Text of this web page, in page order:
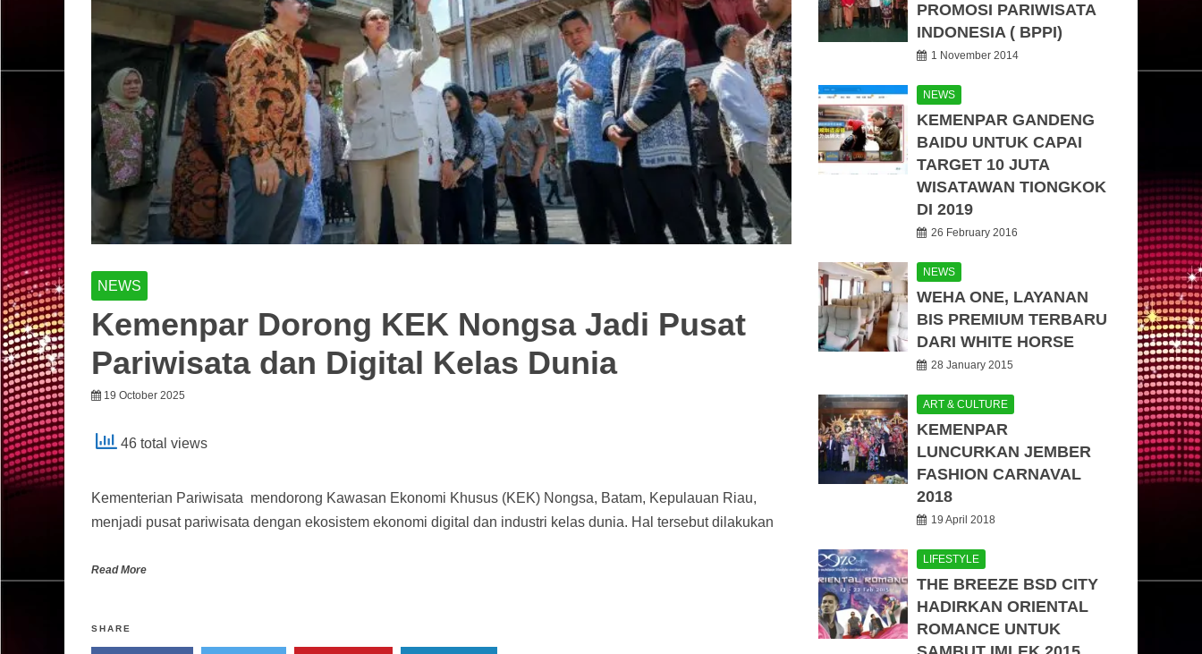
NEWS
Kemenpar Dorong KEK Nongsa Jadi Pusat
Pariwisata dan Digital Kelas Dunia
19 October 2025
46 total views
Kementerian Pariwisata mendorong Kawasan Ekonomi Khusus (KEK) Nongsa, Batam, Kepulauan Riau,
menjadi pusat pariwisata dengan ekosistem ekonomi digital dan industri kelas dunia. Hal tersebut dilakukan
Read More
SHARE
PROMOSI PARIWISATA
INDONESIA ( BPPI)
1 November 2014
NEWS
KEMENPAR GANDENG
BAIDU UNTUK CAPAI
TARGET 10 JUTA
WISATAWAN TIONGKOK
DI 2019
26 February 2016
NEWS
WEHA ONE, LAYANAN
BIS PREMIUM TERBARU
DARI WHITE HORSE
28 January 2015
ART & CULTURE
KEMENPAR
LUNCURKAN JEMBER
FASHION CARNAVAL
2018
19 April 2018
LIFESTYLE
THE BREEZE BSD CITY
HADIRKAN ORIENTAL
ROMANCE UNTUK